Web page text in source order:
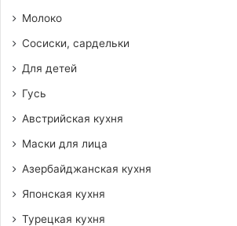
Молоко
Сосиски, сардельки
Для детей
Гусь
Австрийская кухня
Маски для лица
Азербайджанская кухня
Японская кухня
Турецкая кухня